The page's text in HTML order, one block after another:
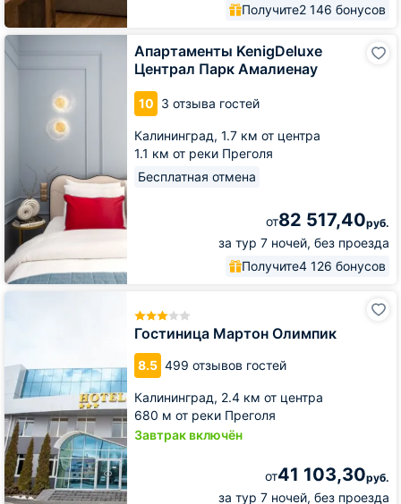
Получите2 146 бонусов
Апартаменты KenigDeluxe
Централ Парк Амалиенау
10 3 отзыва гостей
Калининград, 1.7 км от центра
1.1 км от реки Преголя
Бесплатная отмена
от82 517,40руб.
за тур 7 ночей, без проезда
Получите4 126 бонусов
Апартаменты
KenigDeluxe
Централ
Амалиенау
Гостиница Мартон Олимпик
8.5 499 отзывов гостей
Калининград, 2.4 км от центра
680 м от реки Преголя
Завтрак включён
от41 103,30руб.
за тур 7 ночей, без проезда
Гостиница